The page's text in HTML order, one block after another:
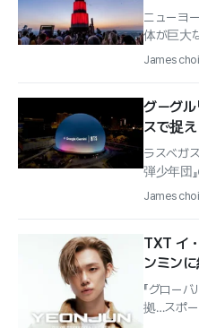
ニューヨ
体が巨大
ポップの
James choi
グーグル
スで捉
ル
ラスベガ
弾少年団
ク企業 『
James choi
TXT イ
ンミン
に登板
『グロー
拠…スポー